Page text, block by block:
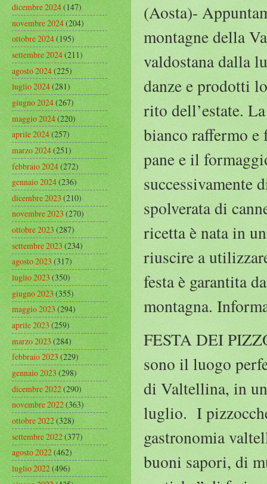
(Aosta)-
montagne della
valdostana dalla
danze e prodotti
rito dell’estate.
bianco raffermo e
pane e il
successivamente
spolverata di
ricetta è nata in
riuscire a
festa è garantita
montagna.
FESTA DEI
sono il luogo
di Valtellina, in
luglio. I
gastronomia
buoni sapori, di
dicembre 2024(147)
novembre 2024(204)
ottobre 2024(195)
settembre 2024(211)
agosto 2024(225)
luglio 2024(281)
giugno 2024(267)
maggio 2024(220)
aprile 2024(257)
marzo 2024(251)
febbraio 2024(272)
gennaio 2024(236)
dicembre 2023(210)
novembre 2023(270)
ottobre 2023(287)
settembre 2023(234)
agosto 2023(317)
luglio 2023(350)
giugno 2023(355)
maggio 2023(294)
aprile 2023(259)
marzo 2023(284)
febbraio 2023(229)
gennaio 2023(298)
dicembre 2022(290)
novembre 2022(363)
ottobre 2022(328)
settembre 2022(377)
agosto 2022(462)
luglio 2022(496)